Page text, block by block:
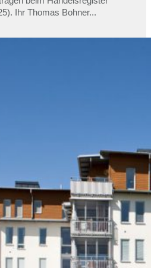
Ihr Thomas Bohner...